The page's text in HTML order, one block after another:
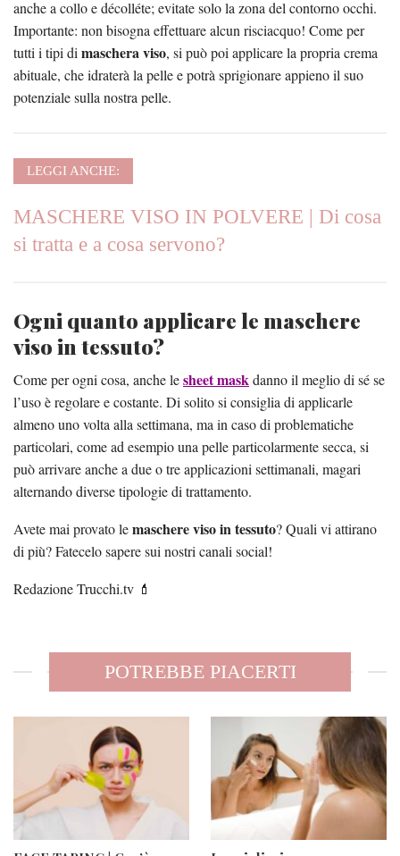
anche a collo e décolléte; evitate solo la zona del contorno occhi.
Importante: non bisogna effettuare alcun risciacquo! Come per
tutti i tipi di maschera viso, si può poi applicare la propria crema
abituale, che idraterà la pelle e potrà sprigionare appieno il suo
potenziale sulla nostra pelle.
LEGGI ANCHE:
MASCHERE VISO IN POLVERE | Di cosa
si tratta e a cosa servono?
Ogni quanto applicare le maschere
viso in tessuto?
Come per ogni cosa, anche lesheet maskdanno il meglio di sé se
l’uso è regolare e costante. Di solito si consiglia di applicarle
almeno uno volta alla settimana, ma in caso di problematiche
particolari, come ad esempio una pelle particolarmente secca, si
può arrivare anche a due o tre applicazioni settimanali, magari
alternando diverse tipologie di trattamento.
Avete mai provato lemaschere viso in tessuto? Quali vi attirano
di più? Fatecelo sapere sui nostri canali social!
Redazione Trucchi.tv 💄
POTREBBE PIACERTI